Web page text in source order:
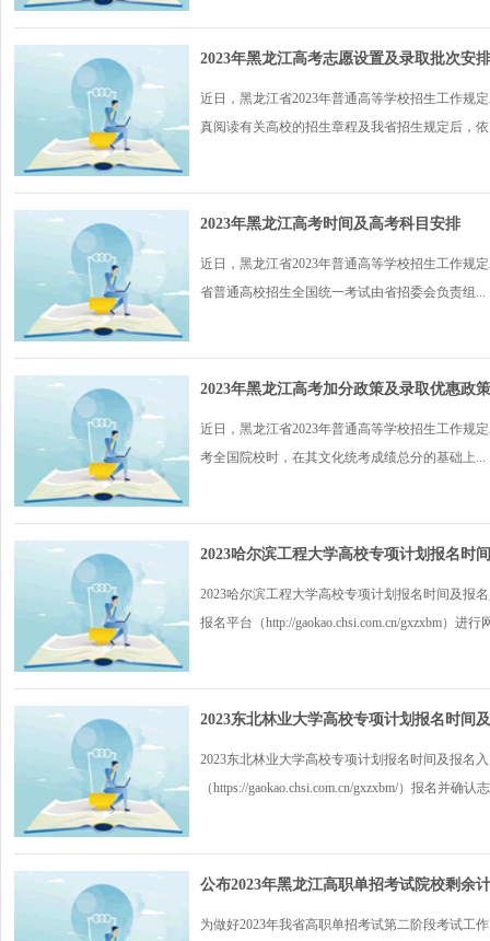
2023年黑龙江高考志愿设置及录取批次安排
近日，黑龙江省2023年普通高等学校招生工作规
真阅读有关高校的招生章程及我省招生规定后，
2023年黑龙江高考时间及高考科目安排
近日，黑龙江省2023年普通高等学校招生工作规
省普通高校招生全国统一考试由省招委会负责组...
2023年黑龙江高考加分政策及录取优惠政策
近日，黑龙江省2023年普通高等学校招生工作规
考全国院校时，在其文化统考成绩总分的基础上...
2023哈尔滨工程大学高校专项计划报名时
2023哈尔滨工程大学高校专项计划报名时间及报
报名平台（http://gaokao.chsi.com.cn/gxzxbm）进行
2023东北林业大学高校专项计划报名时间
2023东北林业大学高校专项计划报名时间及报名
（https://gaokao.chsi.com.cn/gxzxbm/）报名并确
公布2023年黑龙江高职单招考试院校剩余
为做好2023年我省高职单招考试第二阶段考试工